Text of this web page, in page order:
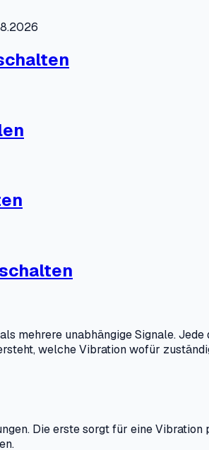
mehrere unabhängige Signale.
welche Vibration wofür
Die erste sorgt für eine